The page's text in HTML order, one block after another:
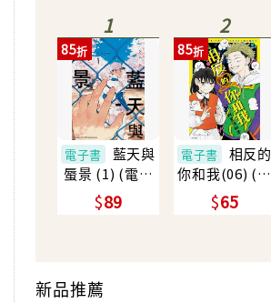
1
電子書
藍天與
蜃景 (1) (電子
書)
85
89
2
電子書
相反的
你和我(06) (電
子書)
85
65
新品推薦